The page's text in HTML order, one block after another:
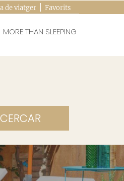
Favorits
de viatger
MORE THAN SLEEPING
CERCAR